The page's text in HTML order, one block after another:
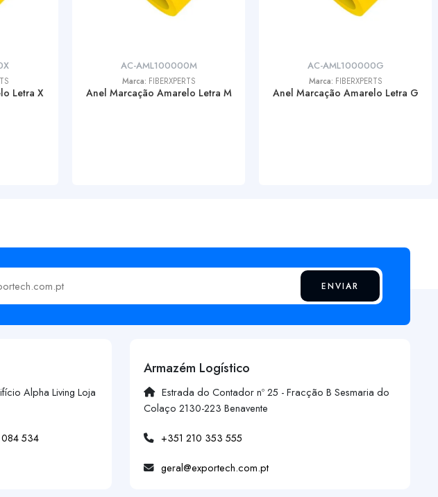
Letra X
AC-AML100000M
Marca: FIBERXPERTS
Anel Marcação Amarelo Letra M
AC-AML100000G
Marca: FIBERXPERTS
Anel Marcação Amarelo Letra G
ENVIAR
Alpha Living Loja
534
Armazém Logístico
Estrada do Contador nº 25 - Fracção B Sesmaria do
Colaço 2130-223 Benavente
+351 210 353 555
geral@exportech.com.pt